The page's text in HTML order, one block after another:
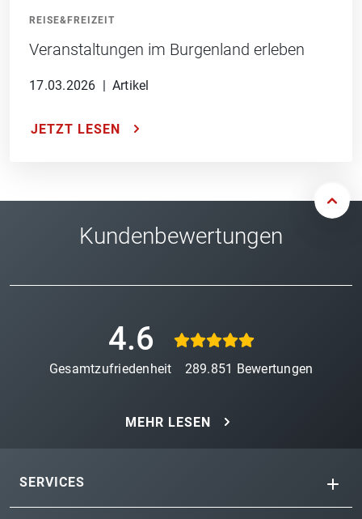
REISE&FREIZEIT
Veranstaltungen im Burgenland erleben
17.03.2026 Artikel
JETZT LESEN
Kundenbewertungen
4.6
Gesamtzufriedenheit 289.851 Bewertungen
MEHR LESEN
SERVICES